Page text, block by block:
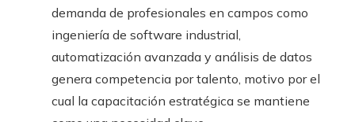
demanda de profesionales en campos como
ingeniería de software industrial,
automatización avanzada y análisis de datos
genera competencia por talento, motivo por el
cual la capacitación estratégica se mantiene